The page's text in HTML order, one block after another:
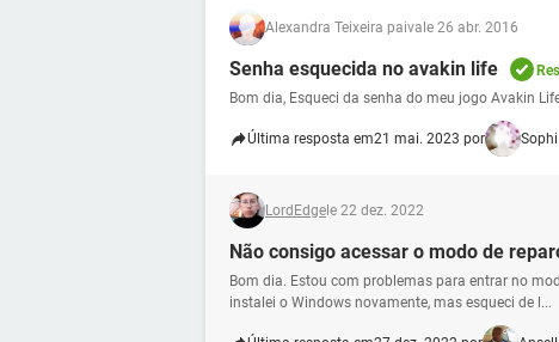
Alexandra Teixeira paiva le 26 abr. 2016
Senha esquecida no avakin life
Bom dia, Esqueci da senha do meu jogo Avakin
Última resposta em21 mai. 2023 por Sophi
LordEdge le 22 dez. 2022
Não consigo acessar o modo de
Bom dia. Estou com problemas para entrar no
instalei o Windows novamente, mas esqueci de l...